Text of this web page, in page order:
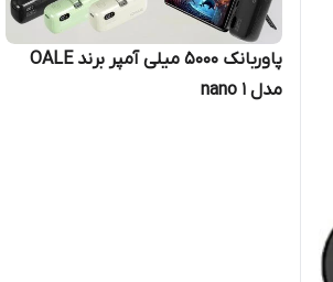
پاوربانک 5000 میلی آمپر برند OALE
مدل nano 1